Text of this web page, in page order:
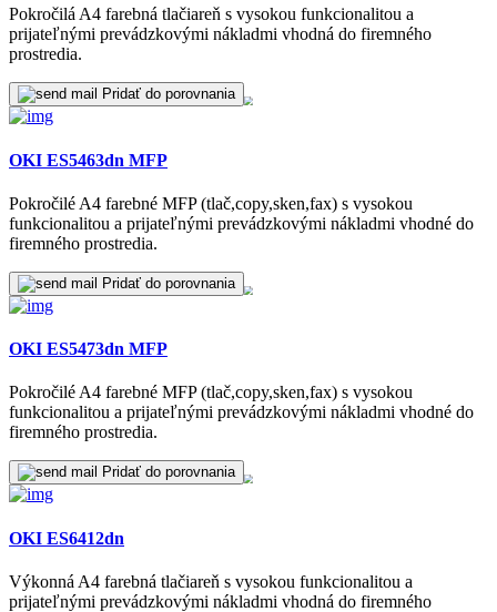
Pokročilá A4 farebná tlačiareň s vysokou funkcionalitou a
prijateľnými prevádzkovými nákladmi vhodná do firemného
prostredia.
Pridať do porovnania
OKI ES5463dn MFP
Pokročilé A4 farebné MFP (tlač,copy,sken,fax) s vysokou
funkcionalitou a prijateľnými prevádzkovými nákladmi vhodné do
firemného prostredia.
Pridať do porovnania
OKI ES5473dn MFP
Pokročilé A4 farebné MFP (tlač,copy,sken,fax) s vysokou
funkcionalitou a prijateľnými prevádzkovými nákladmi vhodné do
firemného prostredia.
Pridať do porovnania
OKI ES6412dn
Výkonná A4 farebná tlačiareň s vysokou funkcionalitou a
prijateľnými prevádzkovými nákladmi vhodná do firemného